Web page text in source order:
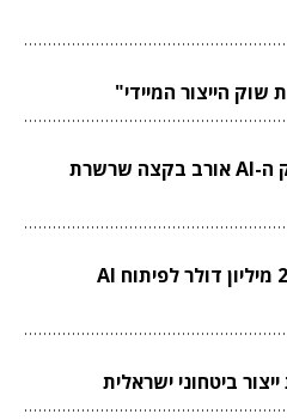
צוואר הבקבוק הבא בשוק ה-AI אורב בקצה שרשרת
Limitless Labs גייסה 20 מיליון דולר לפיתוח AI